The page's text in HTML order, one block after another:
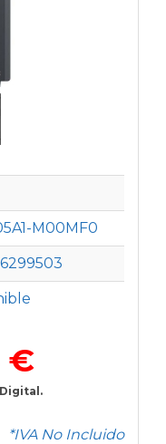
M00MF0
€
*IVA No Incluido